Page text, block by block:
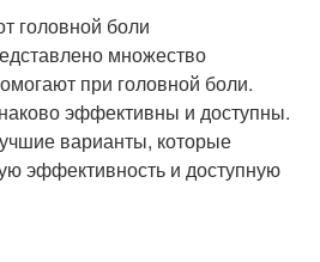
головной боли
множество
при головной боли.
эффективны и доступны.
варианты, которые
эффективность и доступную